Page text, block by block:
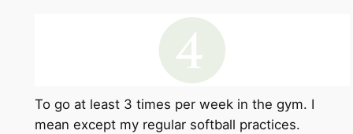
To go at least 3 times per week in the gym. I
mean except my regular softball practices.